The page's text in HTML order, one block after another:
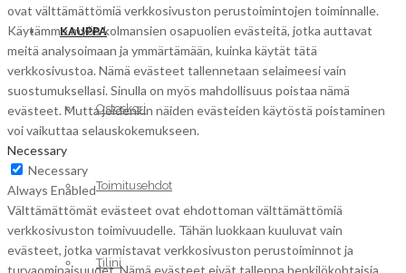
KAUPPA
Ostoskori
Toimitusehdot
Tilini
ovat välttämättömiä verkkosivuston perustoimintojen toiminnalle.
Käytämme myös kolmansien osapuolien evästeitä, jotka auttavat
meitä analysoimaan ja ymmärtämään, kuinka käytät tätä
verkkosivustoa. Nämä evästeet tallennetaan selaimeesi vain
suostumuksellasi. Sinulla on myös mahdollisuus poistaa nämä
evästeet. Mutta joidenkin näiden evästeiden käytöstä poistaminen
voi vaikuttaa selauskokemukseen.
Necessary
Necessary
Always Enabled
Välttämättömät evästeet ovat ehdottoman välttämättömiä
verkkosivuston toimivuudelle. Tähän luokkaan kuuluvat vain
evästeet, jotka varmistavat verkkosivuston perustoiminnot ja